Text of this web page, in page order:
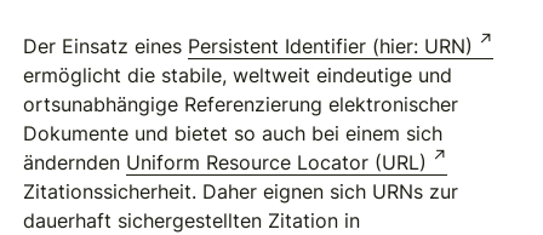
Der Einsatz eines Persistent Identifier (hier: URN)
ermöglicht die stabile, weltweit eindeutige und
ortsunabhängige Referenzierung elektronischer
Dokumente und bietet so auch bei einem sich
ändernden Uniform Resource Locator (URL)
Zitationssicherheit. Daher eignen sich URNs zur
dauerhaft sichergestellten Zitation in